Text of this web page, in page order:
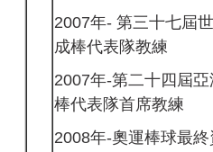
2007年- 第三十七屆
成棒代表隊教練
2007年-第二十四屆
棒代表隊首席教練
2008年-奧運棒球最